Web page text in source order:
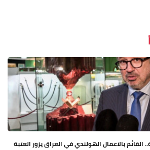
القائم بالاعمال الهولندي في العراق يزور العتبة